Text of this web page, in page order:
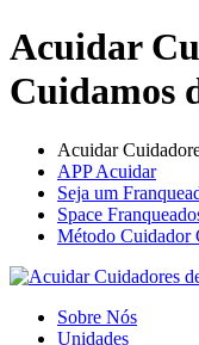
Acuidar
Cuidamos
Acuidar
APP Acuidar
Seja um
Space
Método Cuidador
Sobre Nós
Unidades